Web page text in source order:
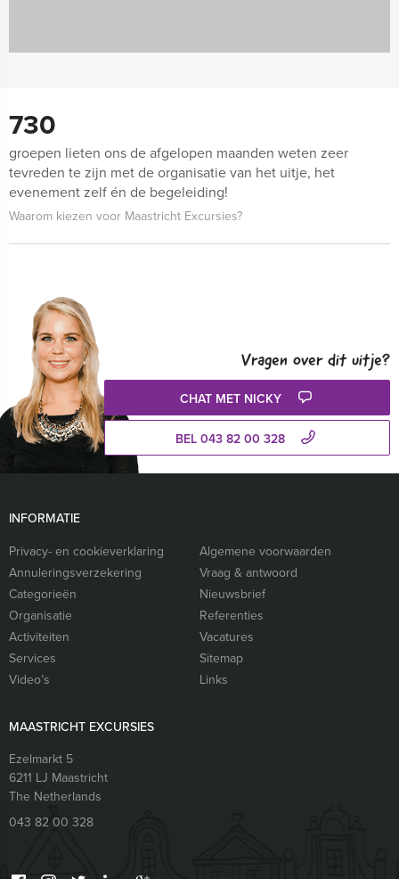
730
groepen lieten ons de afgelopen maanden weten zeer
tevreden te zijn met de organisatie van het uitje, het
evenement zelf én de begeleiding!
Waarom kiezen voor Maastricht Excursies?
Vragen over dit uitje?
CHAT MET NICKY
BEL 043 82 00 328
INFORMATIE
Privacy- en cookieverklaring
Algemene voorwaarden
Annuleringsverzekering
Vraag & antwoord
Categorieën
Nieuwsbrief
Organisatie
Referenties
Activiteiten
Vacatures
Services
Sitemap
Video’s
Links
MAASTRICHT EXCURSIES
Ezelmarkt 5
6211 LJ Maastricht
The Netherlands
043 82 00 328